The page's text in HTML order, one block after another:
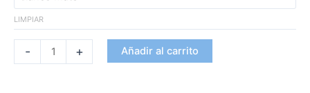
LIMPIAR
- + Añadir al carrito